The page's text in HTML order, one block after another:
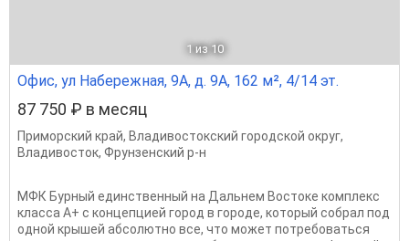
1 из 10
Офис, ул Набережная, 9А, д. 9А, 162 м², 4/14 эт.
87 750 ₽ в месяц
Приморский край, Владивостокский городской округ,
Владивосток, Фрунзенский р-н
МФК Бурный единственный на Дальнем Востоке комплекс
класса А+ с концепцией город в городе, который собрал под
одной крышей абсолютно все, что может потребоваться